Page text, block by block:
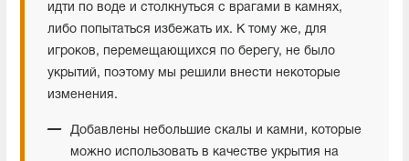
идти по воде и столкнуться с врагами в камнях,
либо попытаться избежать их. К тому же, для
игроков, перемещающихся по берегу, не было
укрытий, поэтому мы решили внести некоторые
изменения.
Добавлены небольшие скалы и камни, которые
можно использовать в качестве укрытия на